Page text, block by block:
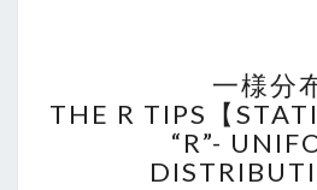
様
分
布
THE
一様分
THE R TIPS【
“R”-